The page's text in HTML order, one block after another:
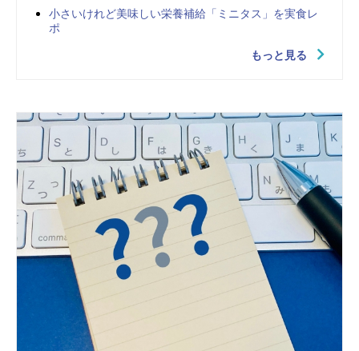
小さいけれど美味しい栄養補給「ミニタス」を実食レ
ポ
もっと見る